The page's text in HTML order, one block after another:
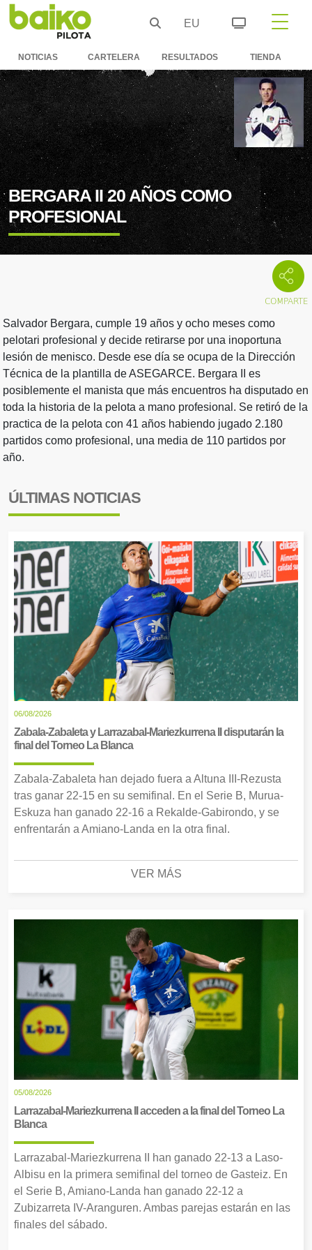
EU
NOTICIAS CARTELERA RESULTADOS TIENDA
BERGARA II 20 AÑOS COMO
PROFESIONAL
Salvador Bergara, cumple 19 años y ocho meses como
pelotari profesional y decide retirarse por una inoportuna
lesión de menisco. Desde ese día se ocupa de la Dirección
Técnica de la plantilla de ASEGARCE. Bergara II es
posiblemente el manista que más encuentros ha disputado en
toda la historia de la pelota a mano profesional. Se retiró de la
practica de la pelota con 41 años habiendo jugado 2.180
partidos como profesional, una media de 110 partidos por
año.
ÚLTIMAS NOTICIAS
06/08/2026
Zabala-Zabaleta y Larrazabal-Mariezkurrena II disputarán la
final del Torneo La Blanca
Zabala-Zabaleta han dejado fuera a Altuna III-Rezusta
tras ganar 22-15 en su semifinal. En el Serie B, Murua-
Eskuza han ganado 22-16 a Rekalde-Gabirondo, y se
enfrentarán a Amiano-Landa en la otra final.
VER MÁS
05/08/2026
Larrazabal-Mariezkurrena II acceden a la final del Torneo La
Blanca
Larrazabal-Mariezkurrena II han ganado 22-13 a Laso-
Albisu en la primera semifinal del torneo de Gasteiz. En
el Serie B, Amiano-Landa han ganado 22-12 a
Zubizarreta IV-Aranguren. Ambas parejas estarán en las
finales del sábado.